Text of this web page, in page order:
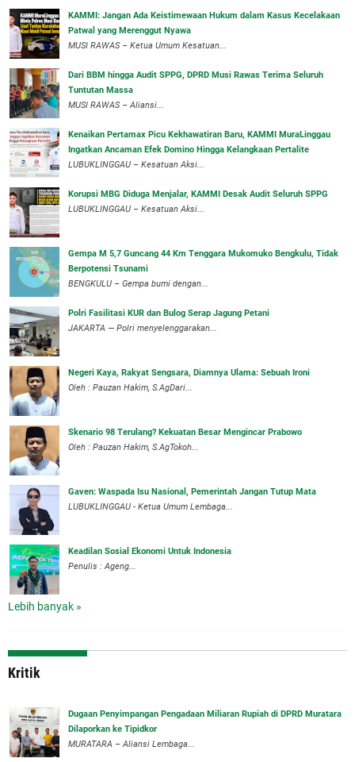
‎KAMMI: Jangan Ada Keistimewaan Hukum dalam Kasus Kecelakaan
Patwal yang Merenggut Nyawa
‎MUSI RAWAS – Ketua Umum Kesatuan...
Dari BBM hingga Audit SPPG, DPRD Musi Rawas Terima Seluruh
Tuntutan Massa
MUSI RAWAS – Aliansi...
‎Kenaikan Pertamax Picu Kekhawatiran Baru, KAMMI MuraLinggau
Ingatkan Ancaman Efek Domino Hingga Kelangkaan Pertalite
‎LUBUKLINGGAU – Kesatuan Aksi...
Korupsi MBG Diduga Menjalar, KAMMI Desak Audit Seluruh SPPG
‎LUBUKLINGGAU – Kesatuan Aksi...
Gempa M 5,7 Guncang 44 Km Tenggara Mukomuko Bengkulu, Tidak
Berpotensi Tsunami
BENGKULU – Gempa bumi dengan...
Polri Fasilitasi KUR dan Bulog Serap Jagung Petani
JAKARTA — Polri menyelenggarakan...
Negeri Kaya, Rakyat Sengsara, Diamnya Ulama: Sebuah Ironi
Oleh : Pauzan Hakim, S.AgDari...
Skenario 98 Terulang? Kekuatan Besar Mengincar Prabowo
Oleh : Pauzan Hakim, S.AgTokoh...
Gaven: Waspada Isu Nasional, Pemerintah Jangan Tutup Mata
LUBUKLINGGAU - Ketua Umum Lembaga...
Keadilan Sosial Ekonomi Untuk Indonesia
Penulis : Ageng...
Lebih banyak »
Kritik
‎Dugaan Penyimpangan Pengadaan Miliaran Rupiah di DPRD Muratara
Dilaporkan ke Tipidkor
‎MURATARA – Aliansi Lembaga...